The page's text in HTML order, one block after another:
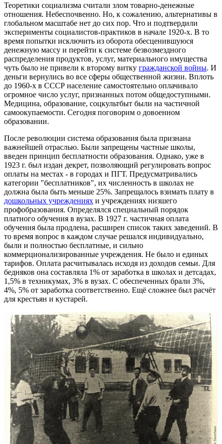
Теоретики социализма считали злом товарно-денежные
отношения. Небеспочвенно. Но, к сожалению, альтернативы в
глобальном масштабе нет до сих пор. Что и подтвердили
эксперименты социалистов-практиков в начале 1920-х. В то
время попытки исключить из оборота обесценившуюся
денежную массу и перейти к системе безвозмездного
распределения продуктов, услуг, материального имущества
чуть было не привели к второму витку гражданской войны. И
деньги вернулись во все сферы общественной жизни. Вплоть
до 1960-х в СССР население самостоятельно оплачивало
огромное число услуг, признанных потом общедоступными.
Медицина, образование, соцкультбыт были на частичной
самоокупаемости. Сегодня поговорим о довоенном
образовании.
После революции система образования была признана
важнейшей отраслью. Были запрещены частные школы,
введен принцип бесплатности образования. Однако, уже в
1923 г. был издан декрет, позволяющий регулировать вопрос
оплаты на местах - в городах и ПГТ. Предусматривались
категории "бесплатников", их численность в школах не
должна была быть меньше 25%. Запрещалось взимать плату в
дошкольных учреждениях и учреждениях низшего
профобразования. Определялся специальный порядок
платного обучения в вузах. В 1927 г. частичная оплата
обучения была продлена, расширен список таких заведений. В
то время вопрос в каждом случае решался индивидуально,
были и полностью бесплатные, и сильно
коммерционализированные учреждения. Не было и единых
тарифов. Оплата расчитывалась исходя из доходов семьи. Для
бедняков она составляла 1% от заработка в школах и детсадах,
1,5% в техникумах, 3% в вузах. С обеспеченных брали 3%,
4%, 5% от заработка соответственно. Ещё сложнее был расчёт
для крестьян и кустарей.